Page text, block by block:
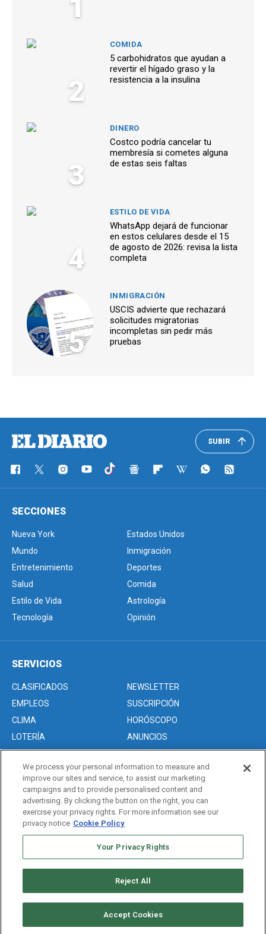
1
2
COMIDA
5 carbohidratos que ayudan a
revertir el hígado graso y la
resistencia a la insulina
3
DINERO
Costco podría cancelar tu
membresía si cometes alguna
de estas seis faltas
4
ESTILO DE VIDA
WhatsApp dejará de funcionar
en estos celulares desde el 15
de agosto de 2026: revisa la lista
completa
5
INMIGRACIÓN
USCIS advierte que rechazará
solicitudes migratorias
incompletas sin pedir más
pruebas
SUBIR
SECCIONES
Nueva York
Estados Unidos
Mundo
Inmigración
Entretenimiento
Deportes
Salud
Comida
Estilo de Vida
Astrología
Tecnología
Opinión
SERVICIOS
CLASIFICADOS
NEWSLETTER
EMPLEOS
SUSCRIPCIÓN
CLIMA
HORÓSCOPO
LOTERÍA
ANUNCIOS
Acerca de nosotros
Advertise with Us/Anuncios
Politica de Privacidad
Editorial Guidelines
We process your personal information to measure and
improve our sites and service, to assist our marketing
campaigns and to provide personalised content and
advertising. By clicking the button on the right, you can
exercise your privacy rights. For more information see our
privacy notice Cookie Policy
Your Privacy Rights
Reject All
Accept Cookies